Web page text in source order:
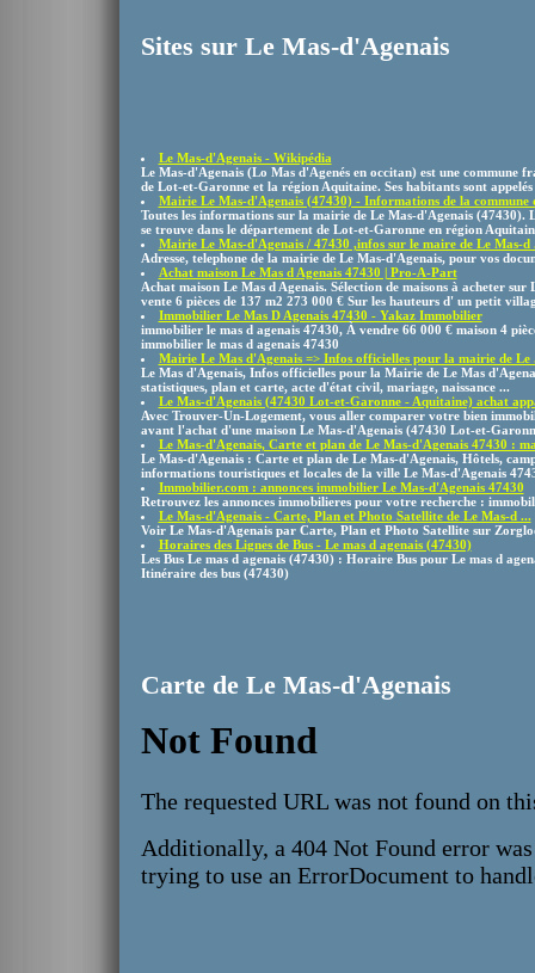
Sites sur Le Mas-d'Agenais
Le Mas-d'Agenais - Wikipédia
Le Mas-d'Agenais (Lo Mas d'Agenés en occitan) est une commune
de Lot-et-Garonne et la région Aquitaine. Ses habitants sont appelés
Mairie Le Mas-d'Agenais (47430) - Informations de la commune
Toutes les informations sur la mairie de Le Mas-d'Agenais (47430).
se trouve dans le département de Lot-et-Garonne en région
Mairie Le Mas-d'Agenais / 47430 ,infos sur le maire de Le Mas-d
Adresse, telephone de la mairie de Le Mas-d'Agenais, pour vos
Achat maison Le Mas d Agenais 47430 | Pro-A-Part
Achat maison Le Mas d Agenais. Sélection de maisons à acheter sur
vente 6 pièces de 137 m2 273 000 € Sur les hauteurs d' un petit
Immobilier Le Mas D Agenais 47430 - Yakaz Immobilier
immobilier le mas d agenais 47430, À vendre 66 000 € maison 4
immobilier le mas d agenais 47430
Mairie Le Mas d'Agenais => Infos officielles pour la mairie de Le
Le Mas d'Agenais, Infos officielles pour la Mairie de Le Mas
statistiques, plan et carte, acte d'état civil, mariage, naissance ...
Le Mas-d'Agenais (47430 Lot-et-Garonne - Aquitaine) achat
Avec Trouver-Un-Logement, vous aller comparer votre bien
avant l'achat d'une maison Le Mas-d'Agenais (47430 Lot-et-
Le Mas-d'Agenais, Carte et plan de Le Mas-d'Agenais 47430 :
Le Mas-d'Agenais : Carte et plan de Le Mas-d'Agenais, Hôtels,
informations touristiques et locales de la ville Le Mas-d'Agenais
Immobilier.com : annonces immobilier Le Mas-d'Agenais 47430
Retrouvez les annonces immobilieres pour votre recherche :
Le Mas-d'Agenais - Carte, Plan et Photo Satellite de Le Mas-d ...
Voir Le Mas-d'Agenais par Carte, Plan et Photo Satellite sur
Horaires des Lignes de Bus - Le mas d agenais (47430)
Les Bus Le mas d agenais (47430) : Horaire Bus pour Le mas d
Itinéraire des bus (47430)
Carte de Le Mas-d'Agenais